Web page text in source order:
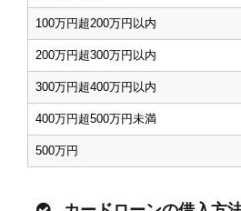
100万円超200万円以内
200万円超300万円以内
300万円超400万円以内
400万円超500万円未満
500万円